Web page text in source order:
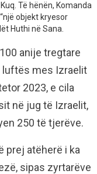
Të hënën, Komanda
objekt kryesor
Huthi në Sana.
anije tregtare
luftës mes Izraelit
2023, e cila
në jug të Izraelit,
250 të tjerëve.
prej atëherë i ka
sipas zyrtarëve